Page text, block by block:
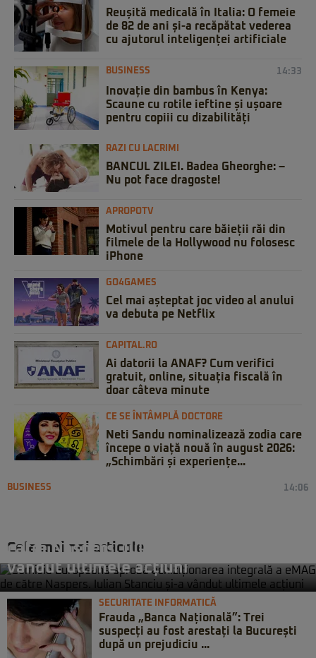
Reușită medicală în Italia: O femeie
de 82 de ani și-a recăpătat vederea
cu ajutorul inteligenței artificiale
BUSINESS 14:33
Inovație din bambus în Kenya:
Scaune cu rotile ieftine și ușoare
pentru copiii cu dizabilități
RAZI CU LACRIMI
BANCUL ZILEI. Badea Gheorghe: –
Nu pot face dragoste!
APROPOTV
Motivul pentru care băieții răi din
filmele de la Hollywood nu folosesc
iPhone
GO4GAMES
Cel mai așteptat joc video al anului
va debuta pe Netflix
CAPITAL.RO
Ai datorii la ANAF? Cum verifici
gratuit, online, situația fiscală în
doar câteva minute
CE SE ÎNTÂMPLĂ DOCTORE
Neti Sandu nominalizează zodia care
începe o viață nouă în august 2026:
„Schimbări și experiențe...
Cele mai noi articole
BUSINESS 14:06
către Naspers. Iulian Stanciu și-a
vândut ultimele acțiuni
SECURITATE INFORMATICĂ
Frauda „Banca Națională”: Trei
suspecți au fost arestați la București
după un prejudiciu ...